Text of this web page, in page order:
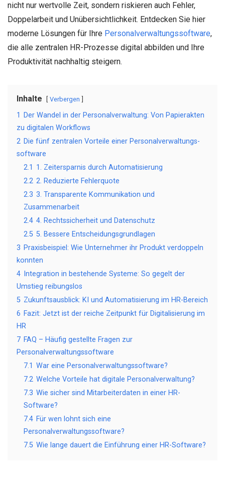
nicht nur wertvolle Zeit, sondern riskieren auch Fehler,
Doppelarbeit und Unübersichtlichkeit. Entdecken Sie hier
moderne Lösungen für Ihre Personalverwaltungssoftware,
die alle zentralen HR-Prozesse digital abbilden und Ihre
Produktivität nachhaltig steigern.
Inhalte Verbergen
1
Der Wandel in der Personalverwaltung: Von Papierakten
zu digitalen Workflows
2 Die fünf zentralen Vorteile einer Personalverwaltungs-
software
2.1 1. Zeitersparnis durch Automatisierung
2.2 2. Reduzierte Fehlerquote
2.3 3. Transparente Kommunikation und
Zusammenarbeit
2.4 4. Rechtssicherheit und Datenschutz
2.5 5. Bessere Entscheidungsgrundlagen
3 Praxisbeispiel: Wie Unternehmer ihr Produkt verdoppeln
konnten
4 Integration in bestehende Systeme: So gegelt der
Umstieg reibungslos
5 Zukunftsausblick: KI und Automatisierung im HR-Bereich
6 Fazit: Jetzt ist der reiche Zeitpunkt für Digitalisierung im
HR
7 FAQ – Häufig gestellte Fragen zur
Personalverwaltungssoftware
7.1 War eine Personalverwaltungssoftware?
7.2 Welche Vorteile hat digitale Personalverwaltung?
7.3 Wie sicher sind Mitarbeiterdaten in einer HR-
Software?
7.4 Für wen lohnt sich eine
Personalverwaltungssoftware?
7.5 Wie lange dauert die Einführung einer HR-Software?